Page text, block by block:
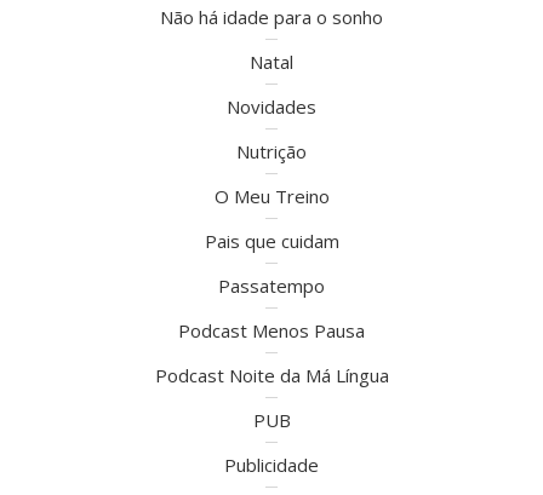
Não há idade para o sonho
Natal
Novidades
Nutrição
O Meu Treino
Pais que cuidam
Passatempo
Podcast Menos Pausa
Podcast Noite da Má Língua
PUB
Publicidade